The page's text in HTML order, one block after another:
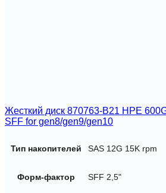
Жесткий диск 870763-B21 HPE
SFF for gen8/gen9/gen10
Тип накопителей SAS 12G 15K rpm
Форм-фактор SFF 2,5"